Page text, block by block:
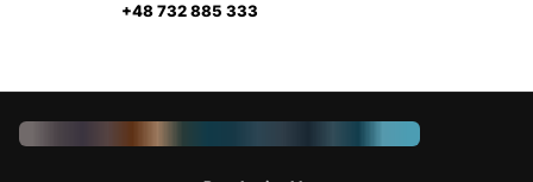
+48 732 885 333